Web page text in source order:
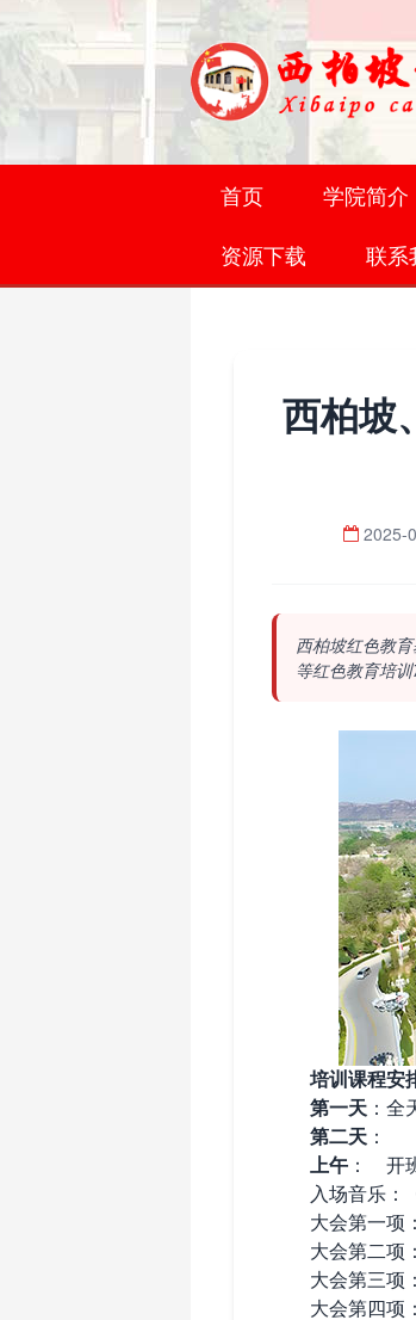
首页 学院简介
资源下载
联系
西柏坡
2025-
西柏坡红色教
等红色教育培
培训课程安
第一天 ：
第二天 ：
上午‌ ： 开
入场音乐：《
大会第一项：
大会第二项：
大会第三项：
大会第四项